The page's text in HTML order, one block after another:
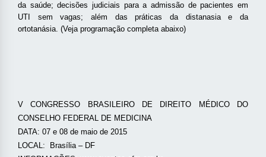
da saúde; decisões judiciais para a admissão de pacientes em
UTI sem vagas; além das práticas da distanasia e da
ortotanásia. (Veja programação completa abaixo)
V CONGRESSO BRASILEIRO DE DIREITO MÉDICO DO
CONSELHO FEDERAL DE MEDICINA
DATA: 07 e 08 de maio de 2015
LOCAL: Brasília – DF